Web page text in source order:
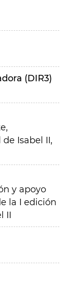
(DIR3)
de Isabel II,
y apoyo
la I edición
II